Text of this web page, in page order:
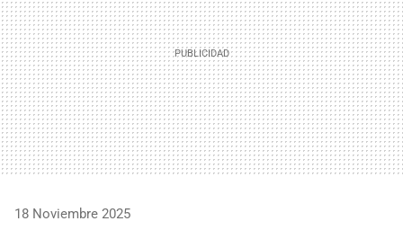
18 Noviembre 2025